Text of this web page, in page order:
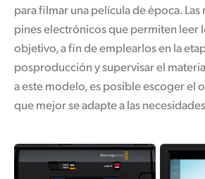
para filmar una película de época.
pines electrónicosque permiten leer
objetivo, a fin de emplearlos en la
posproduccióny supervisar el
a este modelo, es posible escoger el
que mejor se adapte a las